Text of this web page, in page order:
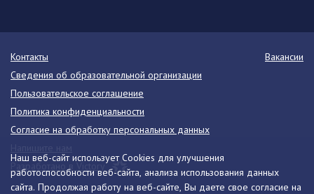
Наш веб-сайт использует Cookies для улучшения
работоспособности веб-сайта, анализа использования данных
сайта. Продолжая работу на веб-сайте, Вы даете свое согласие на
Контакты
Вакансии
Сведения об образовательной организации
Пользовательское соглашение
Политика конфиденциальности
Согласие на обработку персональных данных
Разработано в Victory